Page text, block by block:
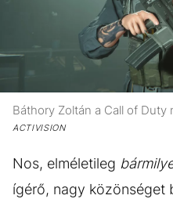
Báthory Zoltán a Call of Duty
ACTIVISION
Nos, elméletileg
ígérő, nagy közönséget